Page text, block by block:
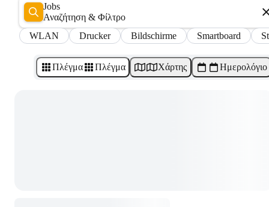
Jobs
Αναζήτηση & Φίλτρο
WLAN
Drucker Bildschirme Smartboard
Πλέγμα Πλέγμα Χάρτης Ημερολόγιο